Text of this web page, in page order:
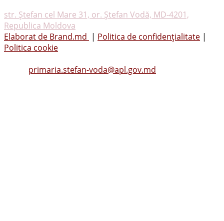
str. Ştefan cel Mare 31, or. Ştefan Vodă, MD-4201,
Republica Moldova
Elaborat de Brand.md | Politica de confidențialitate |
Politica cookie
primaria.stefan-voda@apl.gov.md